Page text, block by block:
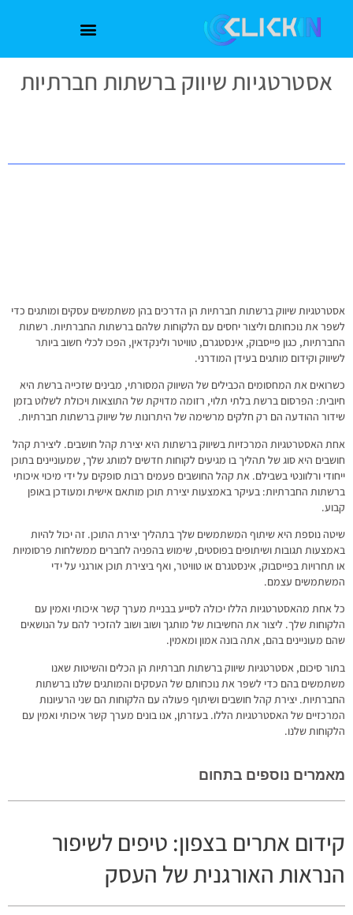
אסטרטגיות שיווק ברשתות חברתיות
אסטרטגיות שיווק ברשתות חברתיות הן הדרכים בהן משתמשים עסקים ומותגים כדי
לשפר את נוכחותם וליצור יחסים עם הלקוחות שלהם ברשתות החברתיות. רשתות
החברתיות, כגון פייסבוק, אינסטגרם, טוויטר ולינקדאין, הפכו לכלי חשוב ביותר
לשיווק וקידום מותגים בעידן המודרני.
כשרואים את המחסומים הכבילים של השיווק המסורתי, מבינים שזכייה ברשת היא
חיובית: הפרסום ברשת בלתי תלוי, רזומה מדויקת של התוצאות ויכולת לשלוט בזמן
שידור ההודעה הם רק חלקים מרשימה של היתרונות של שיווק ברשתות חברתיות.
אחת האסטרטגיות המרכזיות בשיווק ברשתות היא יצירת קהל חושבים. ליצירת קהל
חושבים היא סוג של תהליך בו מגיעים לקוחות חדשים למותג שלך, שמעוניינים בתוכן
ייחודי ורלוונטי בשבילם. את קהל החושבים פעמים רבות סופקים על ידי מיכוי איכותי
ברשתות החברתיות: בעיקר באמצעות יצירת תוכן מותאם אישית ומעודכן באופן
קבוע.
שיטה נוספת היא שיתוף המשתמשים שלך בתהליך יצירת התוכן. זה יכול להיות
באמצעות תגובות ושיתופים בפוסטים, שימוש בהפניה לחברים ממשלחות פרסומיות
או תחרויות בפייסבוק, אינסטגרם או טוויטר, ואף ביצירת תוכן אורגני על ידי
המשתמשים עצמם.
כל אחת מהאסטרטגיות הללו יכולה לסייע בבניית מערך קשר איכותי ואמין עם
הלקוחות שלך. ליצור את החשיבות של מותגך ושוב ושוב להזכיר להם על הנושאים
שהם מעוניינים בהם, אתה בונה אמון ומאמין.
בתור סיכום, אסטרטגיות שיווק ברשתות חברתיות הן הכלים והשיטות שאנו
משתמשים בהם כדי לשפר את נוכחותם של העסקים והמותגים שלנו ברשתות
החברתיות. יצירת קהל חושבים ושיתוף פעולה עם הלקוחות הם שני הרעיונות
המרכזיים של האסטרטגיות הללו. בעזרתן, אנו בונים מערך קשר איכותי ואמין עם
הלקוחות שלנו.
מאמרים נוספים בתחום
קידום אתרים בצפון: טיפים לשיפור
הנראות האורגנית של העסק